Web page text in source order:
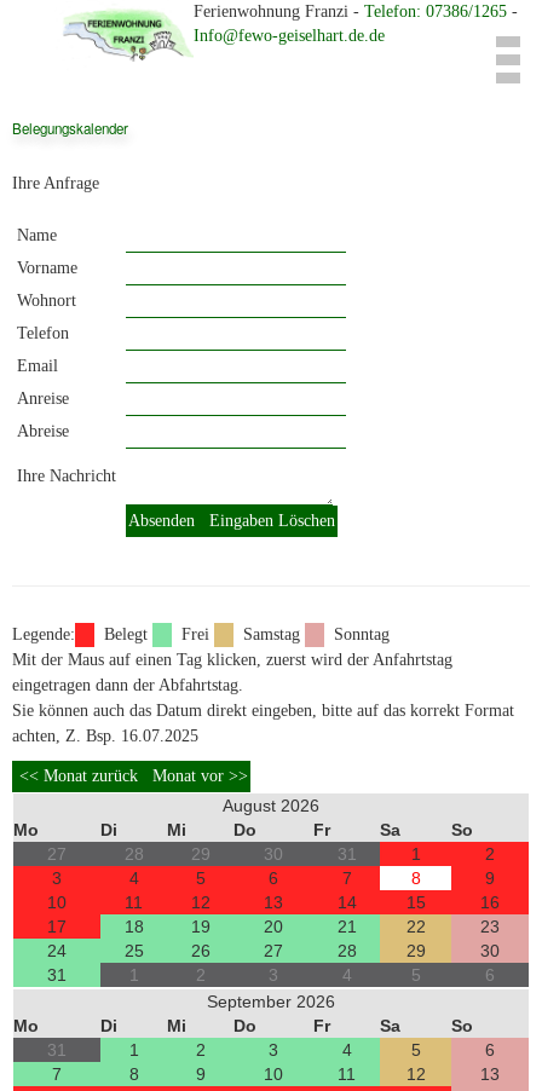
Ferienwohnung Franzi -Telefon: 07386/1265-
Info@fewo-geiselhart.de.de
Belegungskalender
Ihre Anfrage
Name
Vorname
Wohnort
Telefon
Email
Anreise
Abreise
Ihre Nachricht
Legende: Belegt Frei Samstag
Sonntag
Mit der Maus auf einen Tag klicken, zuerst wird der Anfahrtstag
eingetragen dann der Abfahrtstag.
Sie können auch das Datum direkt eingeben, bitte auf das korrekt Format
achten, Z. Bsp. 16.07.2025
August 2026
Mo
Di Mi Do Fr Sa
So
27
28 29 30 31 1
2
3
4 5 6 7 8
9
10
11 12 13 14 15
16
17
18 19 20 21 22
23
24
25 26 27 28 29
30
31
1 2 3 4 5
6
September 2026
Mo
Di Mi Do Fr Sa
So
31
1 2 3 4 5
6
7
8 9 10 11 12
13